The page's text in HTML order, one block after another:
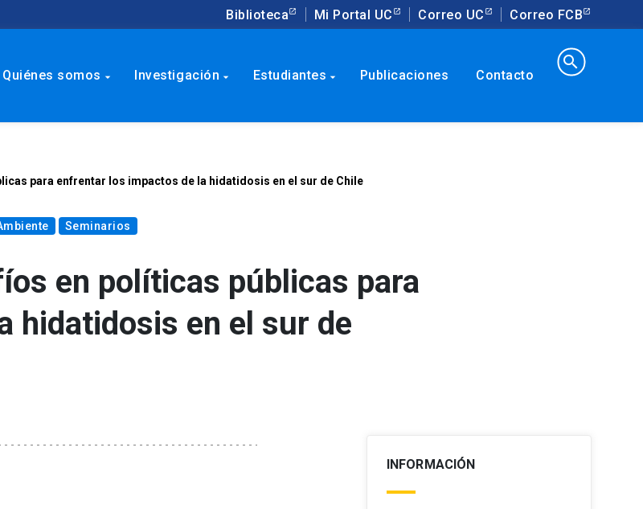
Biblioteca Mi Portal UC Correo UC Correo FCB
Quiénes somos arrow_drop_down Investigación arrow_drop_down Estudiantes arrow_drop_down Publicaciones Contacto
search
para enfrentar los impactos de la hidatidosis en el sur de Chile
Seminarios
en políticas públicas para
hidatidosis en el sur de
INFORMACIÓN